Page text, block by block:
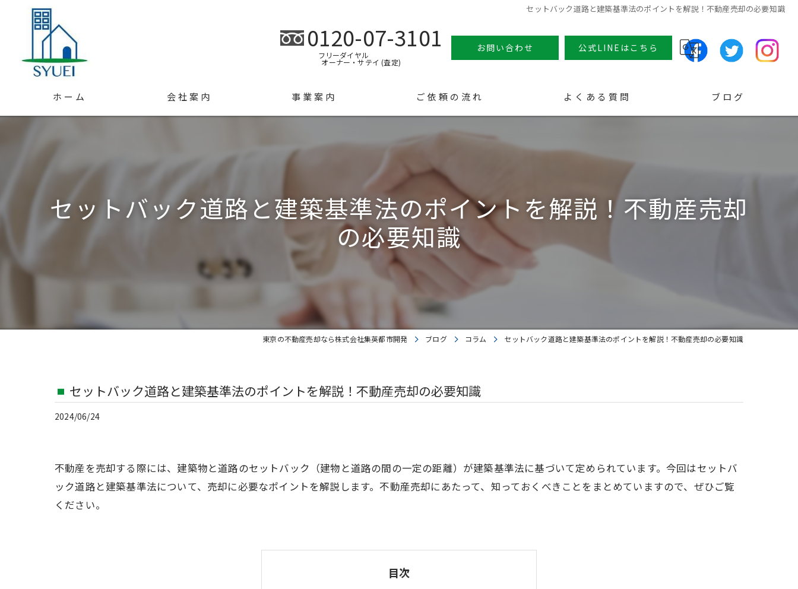
セットバック道路と建築基準法のポイントを解説！不動産売却の必要知識
0120-07-3101
フリーダイヤル
オーナー・サテイ (査定)
お問い合わせ 公式LINEはこちら
ホーム 会社案内
アクセス
事業案内 ご依頼の流れ よくある質問 ブログ
セットバック道路と建築基準法のポイントを解説！不動産売却
の必要知識
東京の不動産売却なら株式会社集英都市開発 ブログ コラム セットバック道路と建築基準法のポイントを解説！不動産売却の必要知識
セットバック道路と建築基準法のポイントを解説！不動産売却の必要知識
2024/06/24
不動産を売却する際には、建築物と道路のセットバック（建物と道路の間の一定の距離）が建築基準法に基づいて定められています。今回はセットバ
ック道路と建築基準法について、売却に必要なポイントを解説します。不動産売却にあたって、知っておくべきことをまとめていますので、ぜひご覧
ください。
目次